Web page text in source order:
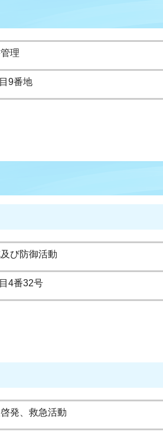
理
9番地
び防御活動
4番32号
発、救急活動